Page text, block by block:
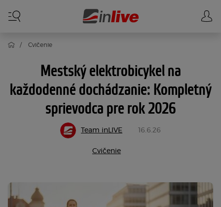
Cvičenie
Mestský elektrobicykel na
každodenné dochádzanie: Kompletný
sprievodca pre rok 2026
Team inLIVE 16.6.26
Cvičenie